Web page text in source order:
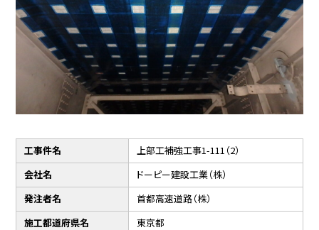
工事件名
上部工補強工事1-111（2）
会社名
ドーピー建設工業（株）
発注者名
首都高速道路（株）
施工都道府県名
東京都